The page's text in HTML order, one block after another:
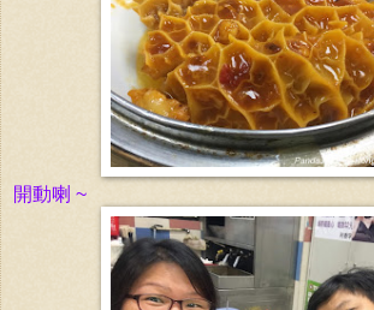
開動喇 ~